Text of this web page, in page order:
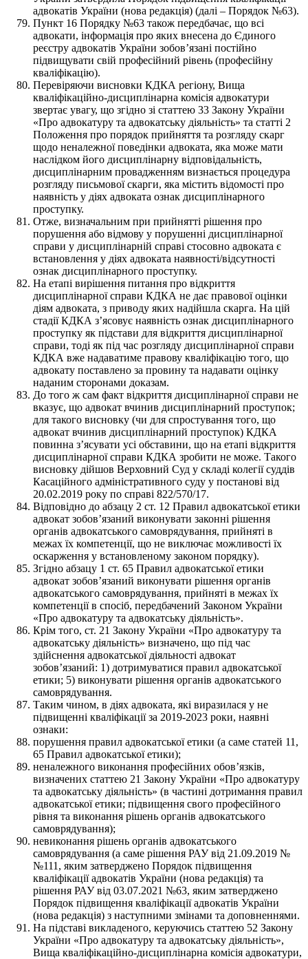
адвокатів України (нова редакція) (далі – Порядок №63).
Пункт 16 Порядку №63 також передбачає, що всі
адвокати, інформація про яких внесена до Єдиного
реєстру адвокатів України зобов’язані постійно
підвищувати свій професійний рівень (професійну
кваліфікацію).
Перевіряючи висновки КДКА регіону, Вища
кваліфікаційно-дисциплінарна комісія адвокатури
звертає увагу, що згідно зі статтею 33 Закону України
«Про адвокатуру та адвокатську діяльність» та статті 2
Положення про порядок прийняття та розгляду скарг
щодо неналежної поведінки адвоката, яка може мати
наслідком його дисциплінарну відповідальність,
дисциплінарним провадженням визнається процедура
розгляду письмової скарги, яка містить відомості про
наявність у діях адвоката ознак дисциплінарного
проступку.
Отже, визначальним при прийнятті рішення про
порушення або відмову у порушенні дисциплінарної
справи у дисциплінарній справі стосовно адвоката є
встановлення у діях адвоката наявності/відсутності
ознак дисциплінарного проступку.
На етапі вирішення питання про відкриття
дисциплінарної справи КДКА не дає правової оцінки
діям адвоката, з приводу яких надійшла скарга. На цій
стадії КДКА з’ясовує наявність ознак дисциплінарного
проступку як підстави для відкриття дисциплінарної
справи, тоді як під час розгляду дисциплінарної справи
КДКА вже надаватиме правову кваліфікацію того, що
адвокату поставлено за провину та надавати оцінку
наданим сторонами доказам.
До того ж сам факт відкриття дисциплінарної справи не
вказує, що адвокат вчинив дисциплінарний проступок;
для такого висновку (чи для спростування того, що
адвокат вчинив дисциплінарний проступок) КДКА
повинна з’ясувати усі обставини, що на етапі відкриття
дисциплінарної справи КДКА зробити не може. Такого
висновку дійшов Верховний Суд у складі колегії суддів
Касаційного адміністративного суду у постанові від
20.02.2019 року по справі 822/570/17.
Відповідно до абзацу 2 ст. 12 Правил адвокатської етики
адвокат зобов’язаний виконувати законні рішення
органів адвокатського самоврядування, прийняті в
межах їх компетенції, що не виключає можливості їх
оскарження у встановленому законом порядку).
Згідно абзацу 1 ст. 65 Правил адвокатської етики
адвокат зобов’язаний виконувати рішення органів
адвокатського самоврядування, прийняті в межах їх
компетенції в спосіб, передбачений Законом України
«Про адвокатуру та адвокатську діяльність».
Крім того, ст. 21 Закону України «Про адвокатуру та
адвокатську діяльність» визначено, що під час
здійснення адвокатської діяльності адвокат
зобов’язаний: 1) дотримуватися правил адвокатської
етики; 5) виконувати рішення органів адвокатського
самоврядування.
Таким чином, в діях адвоката, які виразилася у не
підвищенні кваліфікації за 2019-2023 роки, наявні
ознаки:
порушення правил адвокатської етики (а саме статей 11,
65 Правил адвокатської етики);
неналежного виконання професійних обов’язків,
визначених статтею 21 Закону України «Про адвокатуру
та адвокатську діяльність» (в частині дотримання правил
адвокатської етики; підвищення свого професійного
рівня та виконання рішень органів адвокатського
самоврядування);
невиконання рішень органів адвокатського
самоврядування (а саме рішення РАУ від 21.09.2019 №
№111, яким затверджено Порядок підвищення
кваліфікації адвокатів України (нова редакція) та
рішення РАУ від 03.07.2021 №63, яким затверджено
Порядок підвищення кваліфікації адвокатів України
(нова редакція) з наступними змінами та доповненнями.
На підставі викладеного, керуючись статтею 52 Закону
України «Про адвокатуру та адвокатську діяльність»,
Вища кваліфікаційно-дисциплінарна комісія адвокатури,